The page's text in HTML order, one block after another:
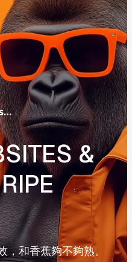
&
RIPE
和香蕉夠不夠熟。